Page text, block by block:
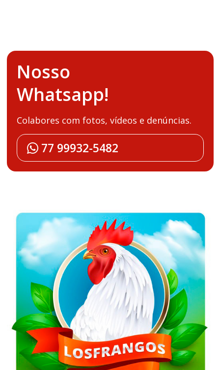
Nosso
Whatsapp!
Colabores com fotos, vídeos e denúncias.
77 99932-5482